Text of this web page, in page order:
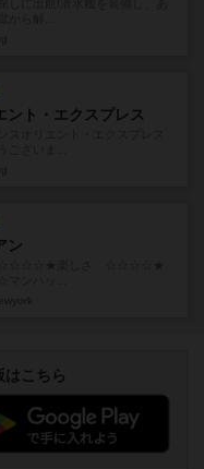
ント・エクスプレス
ン
はこちら